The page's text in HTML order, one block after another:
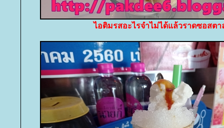
ไอติมรสอะไรจำไม่ได้แล้วราดซอสต